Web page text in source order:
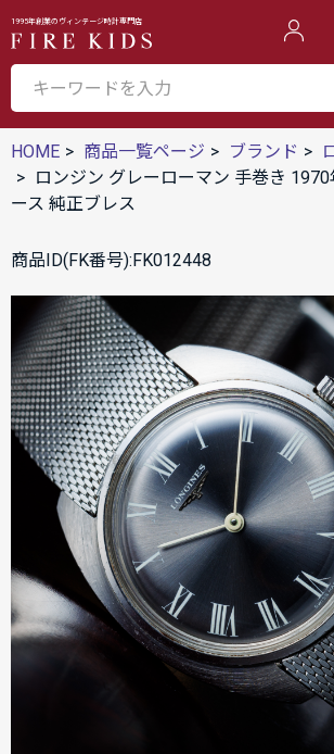
1995年創業のヴィンテージ時計専門店
HOME 商品一覧ページ ブランド
ロンジン グレーローマン 手巻き
ース 純正ブレス
商品ID(FK番号):FK012448